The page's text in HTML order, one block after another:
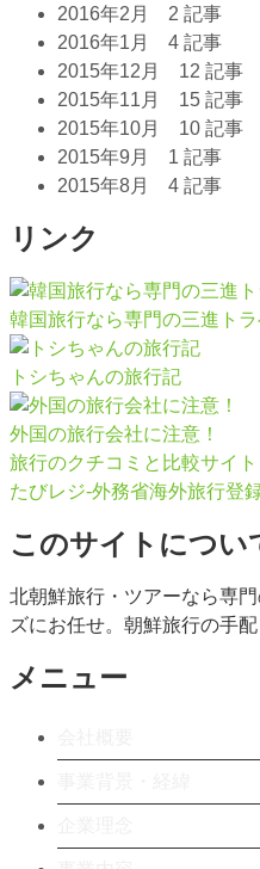
2016年2月 2 記事
2016年1月 4 記事
2015年12月 12 記事
2015年11月 15 記事
2015年10月 10 記事
2015年9月 1 記事
2015年8月 4 記事
リンク
韓国旅行なら専門の三進ト
トシちゃんの旅行記
外国の旅行会社に注意！
旅行のクチコミと比較サイ
たびレジ-外務省海外旅行登
このサイトについ
北朝鮮旅行・ツアーなら専
ズにお任せ。朝鮮旅行の手配
メニュー